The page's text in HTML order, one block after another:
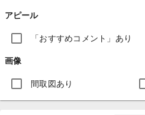
アピール
「おすすめコメント」あり
画像
間取図あり